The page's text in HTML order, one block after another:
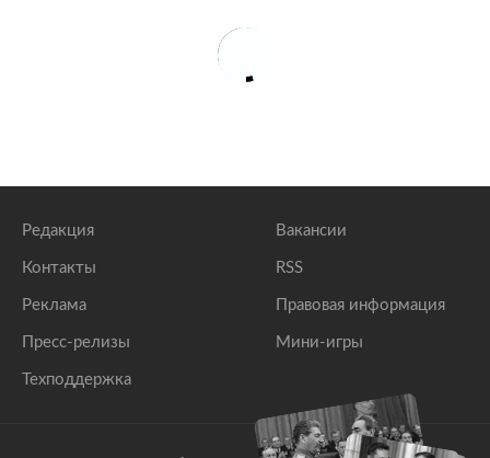
Редакция
Контакты
Реклама
Пресс-релизы
Техподдержка
Вакансии
RSS
Правовая информация
Мини-игры